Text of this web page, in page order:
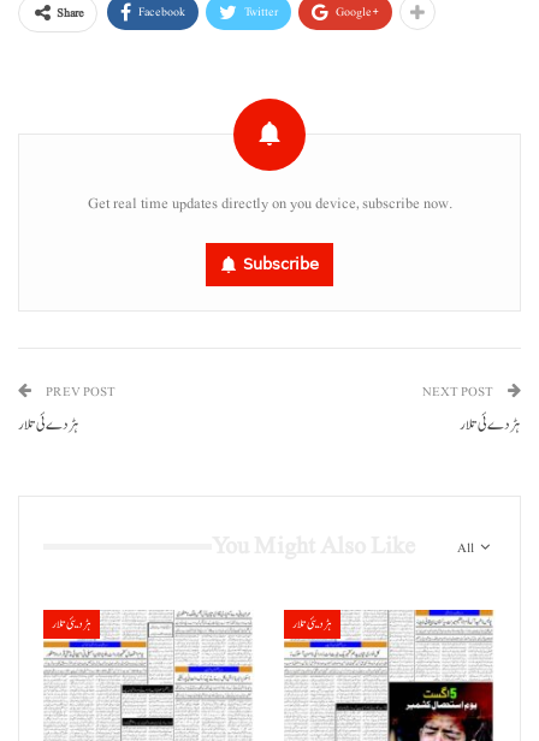
Share Facebook Twitter Google+
Get real time updates directly on you device, subscribe now.
Subscribe
PREV POST
ہڑدے ئی تلار
NEXT POST
ہڑدے ئی تلار
All
ہڑدیئی تلار ہڑدیئی تلار